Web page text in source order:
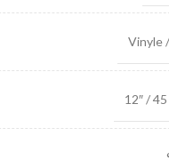
Vinyle
12″ /